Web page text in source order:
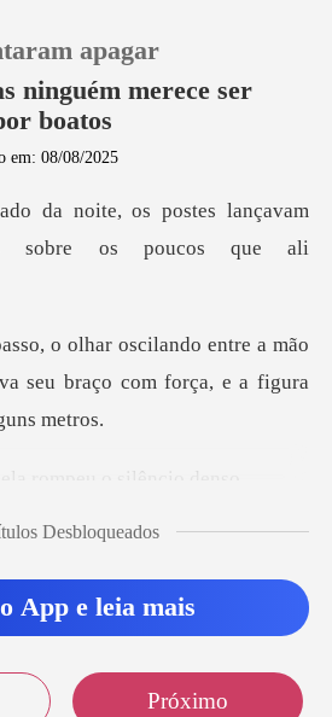
apagar
ninguém merece ser
boatos
em: 08/08/2025
postes lançavam
s
a mão
seu braço com força
rompeu
p Desbloqueados
App e leia mais
Próximo